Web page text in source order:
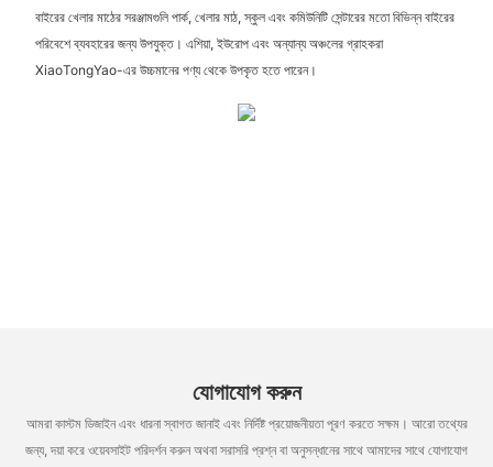
বাইরের খেলার মাঠের সরঞ্জামগুলি পার্ক, খেলার মাঠ, স্কুল এবং কমিউনিটি সেন্টারের মতো বিভিন্ন বাইরের
পরিবেশে ব্যবহারের জন্য উপযুক্ত। এশিয়া, ইউরোপ এবং অন্যান্য অঞ্চলের গ্রাহকরা
XiaoTongYao-এর উচ্চমানের পণ্য থেকে উপকৃত হতে পারেন।
যোগাযোগ করুন
আমরা কাস্টম ডিজাইন এবং ধারনা স্বাগত জানাই এবং নির্দিষ্ট প্রয়োজনীয়তা পূরণ করতে সক্ষম। আরো তথ্যের
জন্য, দয়া করে ওয়েবসাইট পরিদর্শন করুন অথবা সরাসরি প্রশ্ন বা অনুসন্ধানের সাথে আমাদের সাথে যোগাযোগ